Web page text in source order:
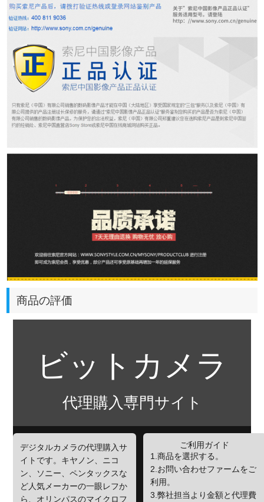
商品の評価
ビットカメラ
代理購入専門サイト
デジタルカメラの代理購入サ
イトです。キヤノン、ニコ
ン、ソニー、ペンタックスな
ど人気メーカーの一眼レフか
ら、オリンパスのマイクロフ
ご利用ガイド
1.商品を選択する。
2.お問い合わせファームをご
利用。
3.弊社担当より金額と代理費